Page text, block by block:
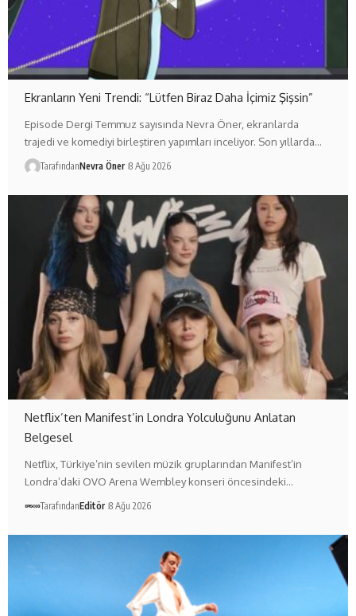
Ekranların Yeni Trendi: “Lütfen Biraz Daha İçimiz Şişsin”
Episode Dergi Temmuz sayısında Nevra Öner, ekranlarda
trajedi ve komediyi birleştiren yapımları inceliyor. Son yıllarda…
TarafındanNevra Öner 8 Ağu 2026
Netflix’ten Manifest’in Londra Yolculuğunu Anlatan
Belgesel
Netflix, Türkiye’nin sevilen müzik gruplarından Manifest’in
Londra’daki OVO Arena Wembley konseri öncesindeki…
TarafındanEditör 8 Ağu 2026